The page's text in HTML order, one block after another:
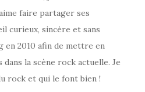
faire partager ses
curieux, sincère et sans
en 2010 afin de mettre en
la scène rock actuelle. Je
rock et qui le font bien !